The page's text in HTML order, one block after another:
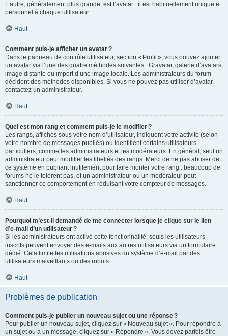
L’autre, généralement plus grande, est l’avatar : il est habituellement unique et
personnel à chaque utilisateur.
Haut
Comment puis-je afficher un avatar ?
Dans le panneau de contrôle utilisateur, section « Profil », vous pouvez ajouter
un avatar via l’une des quatre méthodes suivantes : Gravatar, galerie d’avatars,
image distante ou import d’une image locale. Les administrateurs du forum
décident des méthodes disponibles. Si vous ne pouvez pas utiliser d’avatar,
contactez un administrateur.
Haut
Quel est mon rang et comment puis-je le modifier ?
Les rangs, affichés sous votre nom d’utilisateur, indiquent votre activité (selon
votre nombre de messages publiés) ou identifient certains utilisateurs
particuliers, comme les administrateurs et les modérateurs. En général, seul un
administrateur peut modifier les libellés des rangs. Merci de ne pas abuser de
ce système en publiant inutilement pour faire monter votre rang : beaucoup de
forums ne le tolèrent pas, et un administrateur ou un modérateur peut
sanctionner ce comportement en réduisant votre compteur de messages.
Haut
Pourquoi m’est-il demandé de me connecter lorsque je clique sur le lien
d’e-mail d’un utilisateur ?
Si les administrateurs ont activé cette fonctionnalité, seuls les utilisateurs
inscrits peuvent envoyer des e-mails aux autres utilisateurs via un formulaire
dédié. Cela limite les utilisations abusives du système d’e-mail par des
utilisateurs malveillants ou des robots.
Haut
Problèmes de publication
Comment puis-je publier un nouveau sujet ou une réponse ?
Pour publier un nouveau sujet, cliquez sur « Nouveau sujet ». Pour répondre à
un sujet ou à un message, cliquez sur « Répondre ». Vous devez parfois être